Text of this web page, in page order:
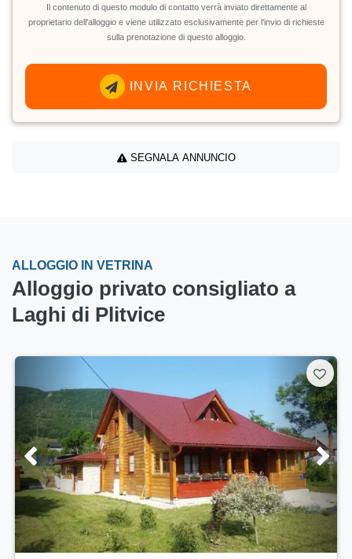
Il contenuto di questo modulo di contatto verrà inviato direttamente al
proprietario dell'alloggio e viene utilizzato esclusivamente per l'invio di richieste
sulla prenotazione di questo alloggio.
INVIA RICHIESTA
SEGNALA ANNUNCIO
ALLOGGIO IN VETRINA
Alloggio privato consigliato a
Laghi di Plitvice